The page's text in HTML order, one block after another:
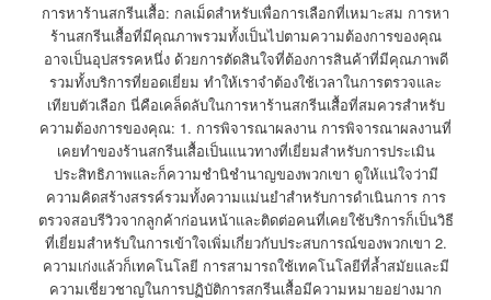
การหาร้านสกรีนเสื้อ: กลเม็ดสำหรับเพื่อการเลือกที่เหมาะสม การหา
ร้านสกรีนเสื้อที่มีคุณภาพรวมทั้งเป็นไปตามความต้องการของคุณ
อาจเป็นอุปสรรคหนึ่ง ด้วยการตัดสินใจที่ต้องการสินค้าที่มีคุณภาพดี
รวมทั้งบริการที่ยอดเยี่ยม ทำให้เราจำต้องใช้เวลาในการตรวจและ
เทียบตัวเลือก นี่คือเคล็ดลับในการหาร้านสกรีนเสื้อที่สมควรสำหรับ
ความต้องการของคุณ: 1. การพิจารณาผลงาน การพิจารณาผลงานที่
เคยทำของร้านสกรีนเสื้อเป็นแนวทางที่เยี่ยมสำหรับการประเมิน
ประสิทธิภาพและก็ความชำนิชำนาญของพวกเขา ดูให้แน่ใจว่ามี
ความคิดสร้างสรรค์รวมทั้งความแม่นยำสำหรับการดำเนินการ การ
ตรวจสอบรีวิวจากลูกค้าก่อนหน้าและติดต่อคนที่เคยใช้บริการก็เป็นวิธี
ที่เยี่ยมสำหรับในการเข้าใจเพิ่มเกี่ยวกับประสบการณ์ของพวกเขา 2.
ความเก่งแล้วก็เทคโนโลยี การสามารถใช้เทคโนโลยีที่ล้ำสมัยและมี
ความเชี่ยวชาญในการปฏิบัติการสกรีนเสื้อมีความหมายอย่างมาก